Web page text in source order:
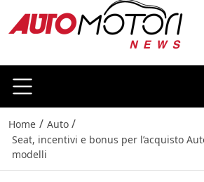
Home / Auto /
Seat, incentivi e bonus per l’acquisto
modelli